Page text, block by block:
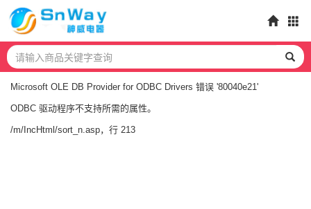
Microsoft OLE DB Provider for ODBC Drivers 错误 '80040e21'
ODBC 驱动程序不支持所需的属性。
/m/IncHtml/sort_n.asp，行 213